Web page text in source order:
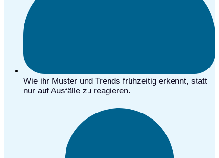
Wie ihr Muster und Trends frühzeitig erkennt, statt
nur auf Ausfälle zu reagieren.